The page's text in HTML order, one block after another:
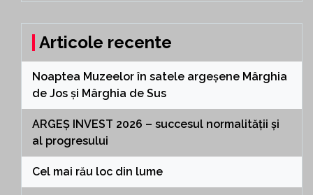
Articole recente
Noaptea Muzeelor în satele argeșene Mârghia
de Jos și Mârghia de Sus
ARGEȘ INVEST 2026 – succesul normalității și
al progresului
Cel mai rău loc din lume